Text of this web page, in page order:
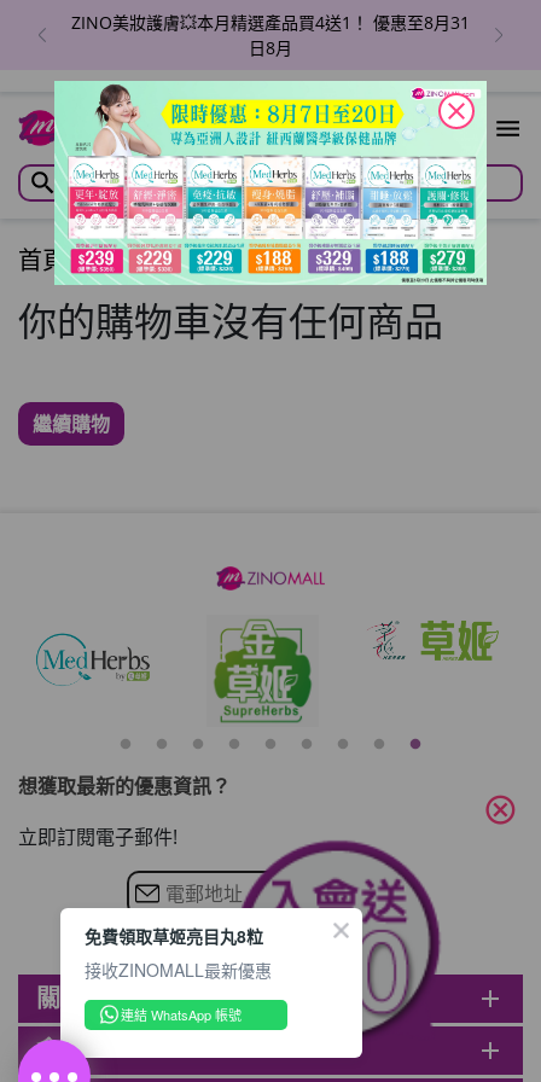
ZINO美妝護膚💥本月精選產品買4送1！ 優惠至8月31
日8月
首頁/購物車
你的購物車沒有任何商品
繼續購物
想獲取最新的優惠資訊？
立即訂閱電子郵件!
關於ZINOMALL add
會員 add
close
cancel
免費領取草姬亮目丸8粒
接收ZINOMALL最新優惠
連結 WhatsApp 帳號